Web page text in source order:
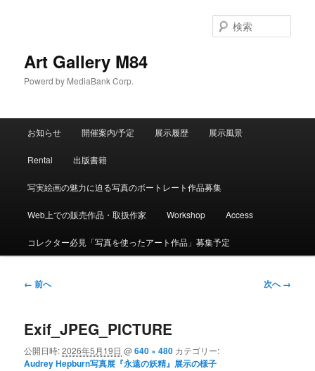
Art Gallery M84
Powerd by MediaBank Corp.
索
メインメニュー
メインコンテンツへ移動
サブコンテンツへ移動
お知らせ 開催案内/予定 展示履歴 展示風景
Rental 出版書籍
写実絵画の魅力に迫る写真のボートレート作品募集
Web上での販売作品・取扱作家 Workshop Access
コレクター必見「写真を使ったアート作品」募集予定
画像ナビゲーション
← 前へ 次へ →
Exif_JPEG_PICTURE
公開日時:2026年5月19日 @640 × 480 カテゴリー:
Audrey Hepburn写真展『永遠の妖精』展示の様子